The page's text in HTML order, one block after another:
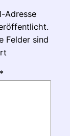
Adresse
Felder sind
*